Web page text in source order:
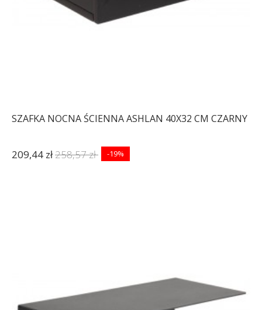
SZAFKA NOCNA ŚCIENNA ASHLAN 40X32 CM CZARNY
209,44 zł258,57 zł -19%